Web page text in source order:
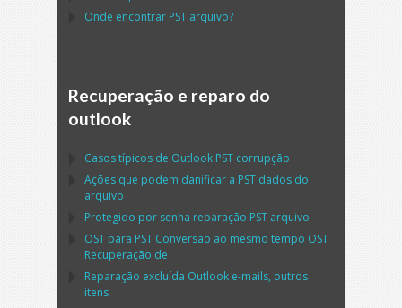
Onde encontrar PST arquivo?
Recuperação e reparo do
outlook
Casos típicos de Outlook PST corrupção
Ações que podem danificar a PST dados do
arquivo
Protegido por senha reparação PST arquivo
OST para PST Conversão ao mesmo tempo OST
Recuperação de
Reparação excluída Outlook e-mails, outros
itens